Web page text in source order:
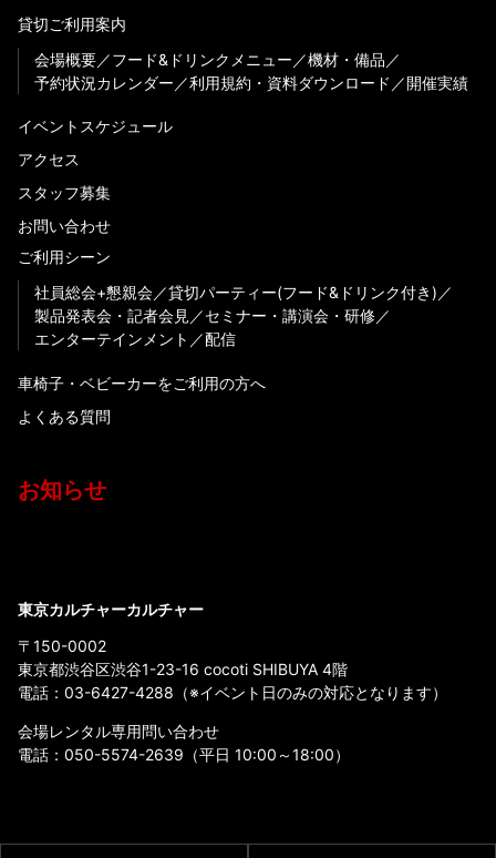
貸切ご利用案内
会場概要
フード&ドリンクメニュー
機材・備品
予約状況カレンダー
利用規約・資料ダウンロード 開催実績
イベントスケジュール
アクセス
スタッフ募集
お問い合わせ
ご利用シーン
社員総会+懇親会
貸切パーティー(フード&ドリンク付き)
製品発表会・記者会見
セミナー・講演会・研修
エンターテインメント
配信
車椅子・ベビーカーをご利用の方へ
よくある質問
お知らせ
東京カルチャーカルチャー
〒150-0002
東京都渋谷区渋谷1-23-16 cocoti SHIBUYA 4階
電話： 03-6427-4288 （※イベント日のみの対応となります）
会場レンタル専用問い合わせ
電話： 050-5574-2639 （平日 10:00～18:00）